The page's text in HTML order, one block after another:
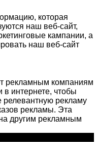
которая
наш веб-сайт,
кампании, а
наш веб-сайт
рекламным компаниям
интернете, чтобы
релевантную рекламу
рекламы. Эта
другим рекламным